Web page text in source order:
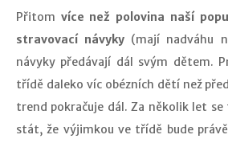
Přitom více než polovina naší
stravovací návyky (mají nadváhu
návyky předávají dál svým dětem.
třídě daleko víc obézních dětí než
trend pokračuje dál. Za několik let
stát, že výjimkou ve třídě bude